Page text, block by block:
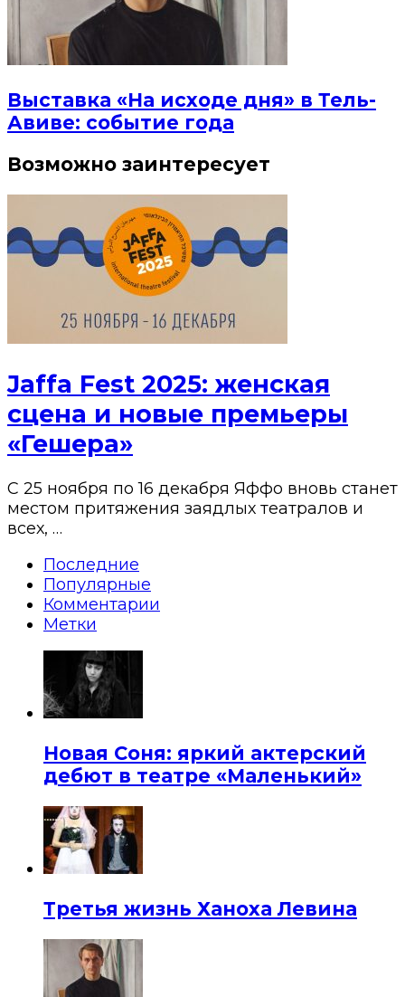
Выставка «На исходе дня» в Тель-
Авиве: событие года
Возможно заинтересует
Jaffa Fest 2025: женская
сцена и новые премьеры
«Гешера»
С 25 ноября по 16 декабря Яффо вновь станет
местом притяжения заядлых театралов и
всех, …
Последние
Популярные
Комментарии
Метки
Новая Соня: яркий актерский
дебют в театре «Маленький»
Третья жизнь Ханоха Левина